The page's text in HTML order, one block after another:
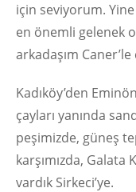
için seviyorum.
en önemli gelenek
arkadaşım
Kadıköy’den
çayları yanında
peşimizde, güneş
karşımızda, Galata
vardık Sirkeci’ye.